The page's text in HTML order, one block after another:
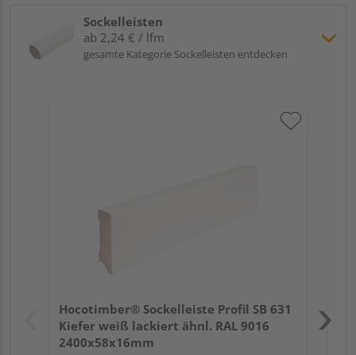
Sockelleisten
ab 2,24 € / lfm
gesamte Kategorie Sockelleisten entdecken
Hocotimber® Sockelleiste Profil SB 631
Kiefer weiß lackiert ähnl. RAL 9016
2400x58x16mm